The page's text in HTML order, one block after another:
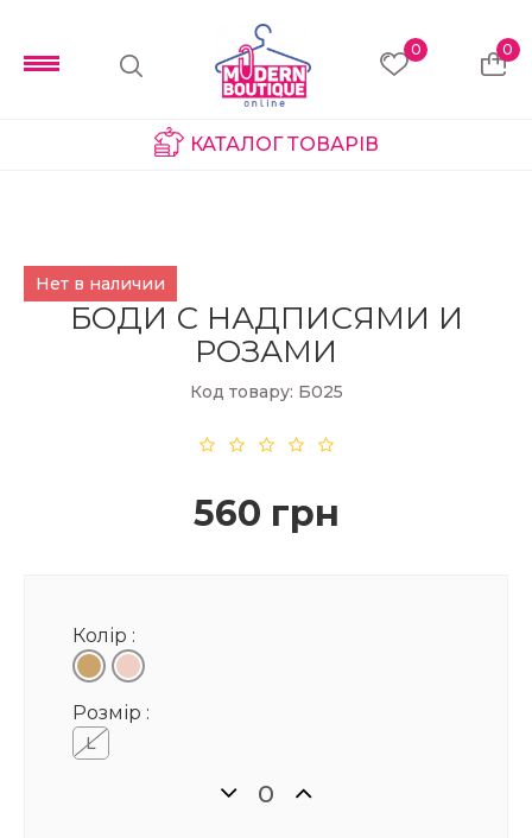
0 0
КАТАЛОГ ТОВАРІВ
Нет в наличии
БОДИ С НАДПИСЯМИ И
РОЗАМИ
Код товару: Б025
560 грн
Колір :
Розмір :
L